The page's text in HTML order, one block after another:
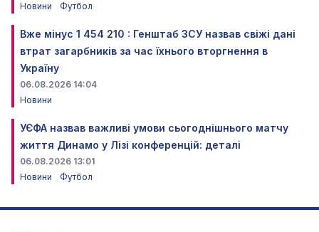
Новини
Футбол
Вже мінус 1 454 210 : Генштаб ЗСУ назвав свіжі дані
втрат загарбників за час їхнього вторгнення в
Україну
06.08.2026 14:04
Новини
УЄФА назвав важливі умови сьогоднішнього матчу
життя Динамо у Лізі конференцій: деталі
06.08.2026 13:01
Новини
Футбол